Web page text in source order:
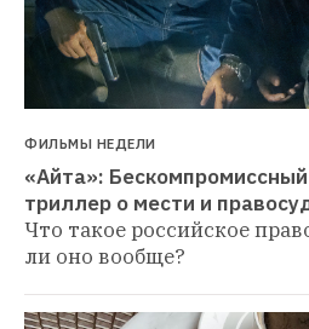
ФИЛЬМЫ НЕДЕЛИ
«Айта»:
триллер о мести и
Что такое российское
ли оно вообще?